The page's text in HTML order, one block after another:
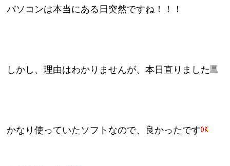
パソコンは本当にある日突然ですね！！！
しかし、理由はわかりませんが、本日直りました
かなり使っていたソフトなので、良かったです